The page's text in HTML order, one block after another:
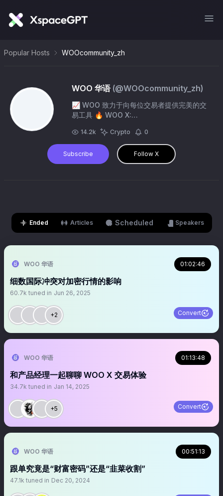
Popular Hosts WOOcommunity_zh
WOO 华语(@WOOcommunity_zh)
📈 WOO 致力于向每位交易者提供完美的交
易工具 🔥 WOO X:
的终极加密货币交易平台 🔥 WOOFi:
https://t.co/vxLswmMQ0e 最低手续费的去
中心化交易所 👫 加入华语社区：
https://t.co/Swmptw2CAF
14.2k Crypto 0
Subscribe Follow X
Ended Articles Scheduled Speakers
WOO 华语 01:02:46
细数国际冲突对加密行情的影响
60.7k tuned in Jun 26, 2025
+2 Convert
WOO 华语 01:13:48
和产品经理一起聊聊 WOO X 交易体验
34.7k tuned in Jan 14, 2025
+5 Convert
WOO 华语 00:51:13
跟单究竟是“财富密码”还是“韭菜收割”
47.1k tuned in Dec 20, 2024